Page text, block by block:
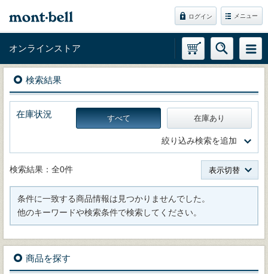
ログイン メニュー
オンラインストア
検索結果
在庫状況 すべて 在庫あり
絞り込み検索を追加
検索結果：全0件 表示切替
条件に一致する商品情報は見つかりませんでした。
他のキーワードや検索条件で検索してください。
商品を探す